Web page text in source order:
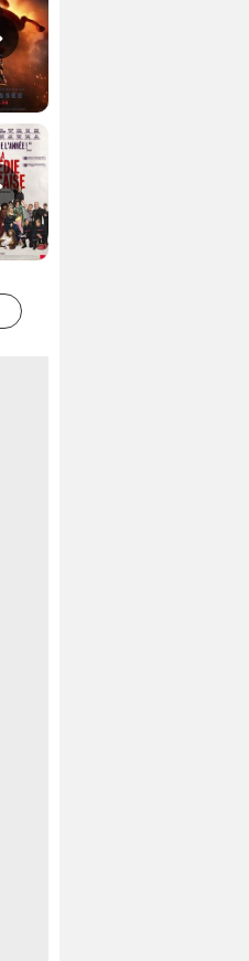
De la Comédie-Française Teaser VF